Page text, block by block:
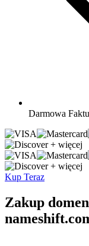
Darmowa
+ więcej
+ więcej
Kup Teraz
Zakup